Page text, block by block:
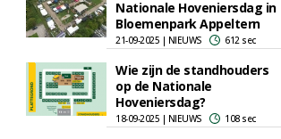
Nationale Hoveniersdag in
Bloemenpark Appeltern
21-09-2025 | NIEUWS 612 sec
Wie zijn de standhouders
op de Nationale
Hoveniersdag?
18-09-2025 | NIEUWS 108 sec